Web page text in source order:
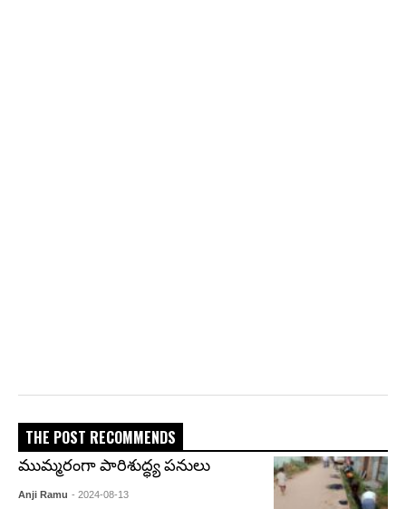
THE POST RECOMMENDS
ముమ్మరంగా పారిశుద్ధ్య పనులు
Anji Ramu - 2024-08-13